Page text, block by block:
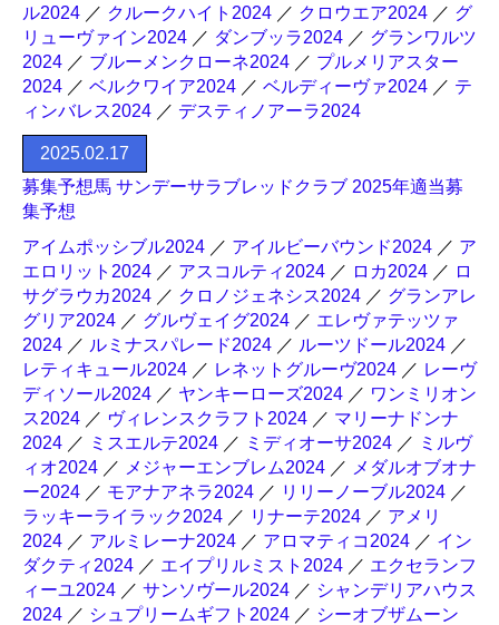
ル2024 ／ クルークハイト2024 ／ クロウエア2024 ／ グ
リューヴァイン2024 ／ ダンブッラ2024 ／ グランワルツ
2024 ／ ブルーメンクローネ2024 ／ プルメリアスター
2024 ／ ベルクワイア2024 ／ ベルディーヴァ2024 ／ テ
ィンバレス2024 ／ デスティノアーラ2024
2025.02.17
募集予想馬 サンデーサラブレッドクラブ 2025年適当募
集予想
アイムポッシブル2024 ／ アイルビーバウンド2024 ／ ア
エロリット2024 ／ アスコルティ2024 ／ ロカ2024 ／ ロ
サグラウカ2024 ／ クロノジェネシス2024 ／ グランアレ
グリア2024 ／ グルヴェイグ2024 ／ エレヴァテッツァ
2024 ／ ルミナスパレード2024 ／ ルーツドール2024 ／
レティキュール2024 ／ レネットグルーヴ2024 ／ レーヴ
ディソール2024 ／ ヤンキーローズ2024 ／ ワンミリオン
ス2024 ／ ヴィレンスクラフト2024 ／ マリーナドンナ
2024 ／ ミスエルテ2024 ／ ミディオーサ2024 ／ ミルヴ
ィオ2024 ／ メジャーエンブレム2024 ／ メダルオブオナ
ー2024 ／ モアナアネラ2024 ／ リリーノーブル2024 ／
ラッキーライラック2024 ／ リナーテ2024 ／ アメリ
2024 ／ アルミレーナ2024 ／ アロマティコ2024 ／ イン
ダクティ2024 ／ エイプリルミスト2024 ／ エクセランフ
ィーユ2024 ／ サンソヴール2024 ／ シャンデリアハウス
2024 ／ シュプリームギフト2024 ／ シーオブザムーン